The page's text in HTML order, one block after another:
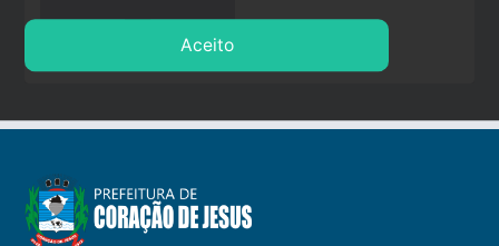
stop
Aceito